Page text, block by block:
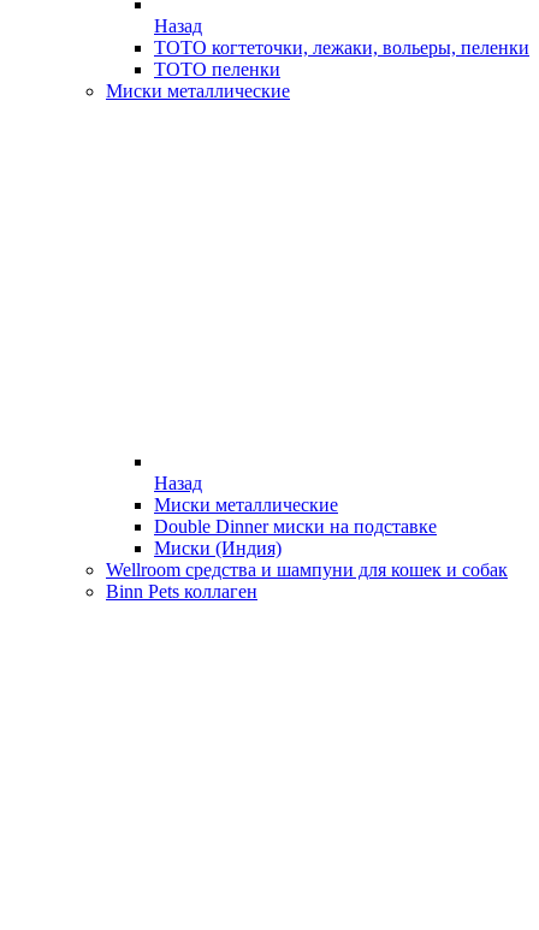
Назад
ТОТО когтеточки, лежаки, вольеры, пеленки
ТОТО пеленки
Миски металлические
Назад
Миски металлические
Double Dinner миски на подставке
Миски (Индия)
Wellroom средства и шампуни для кошек и собак
Binn Pets коллаген